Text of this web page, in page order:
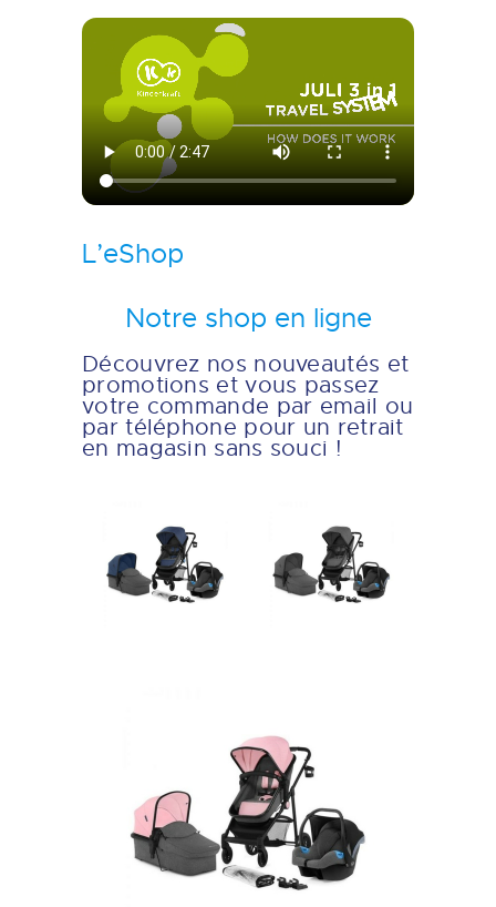
L’eShop
Notre shop en ligne
Découvrez nos nouveautés et
promotions et vous passez
votre commande par email ou
par téléphone pour un retrait
en magasin sans souci !